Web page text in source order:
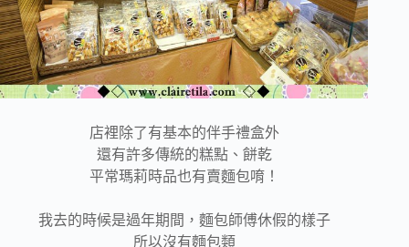
店裡除了有基本的伴手禮盒外
還有許多傳統的糕點、餅乾
平常瑪莉時品也有賣麵包唷！
我去的時候是過年期間，麵包師傅休假的樣子
所以沒有麵包類